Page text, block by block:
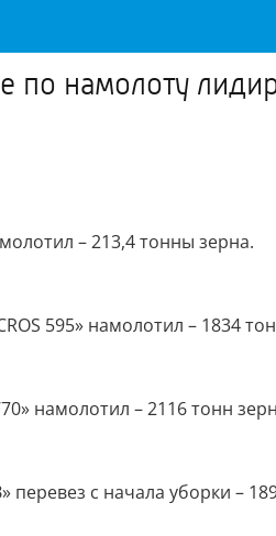
по намолоту
– 213,4 тонны зерна.
595» намолотил – 1834
намолотил – 2116 тонн
с начала уборки –